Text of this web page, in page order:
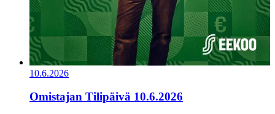
10.6.2026
Omistajan Tilipäivä 10.6.2026